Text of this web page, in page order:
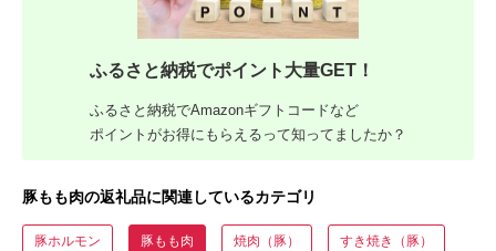
ふるさと納税でポイント大量GET！
ふるさと納税でAmazonギフトコードなど
ポイントがお得にもらえるって知ってましたか？
豚もも肉の返礼品に関連しているカテゴリ
豚ホルモン 豚もも肉 焼肉（豚） すき焼き（豚）